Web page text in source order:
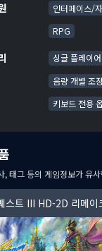
인터페이스/
RPG
싱글 플레이어
음량 개별 조정
키보드 전용
, 태그 등의 게임정보가 유
스트 III HD-2D 리메이